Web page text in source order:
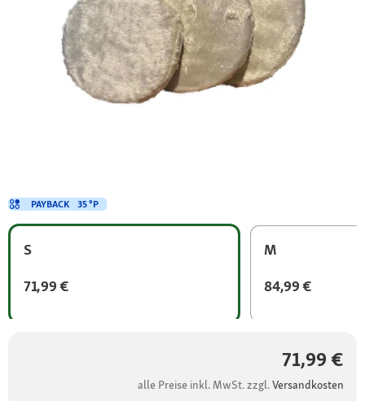
S
71,99 €
M
84,99 €
71,99 €
alle Preise inkl. MwSt. zzgl.Versandkosten
PAYBACK 35 °P